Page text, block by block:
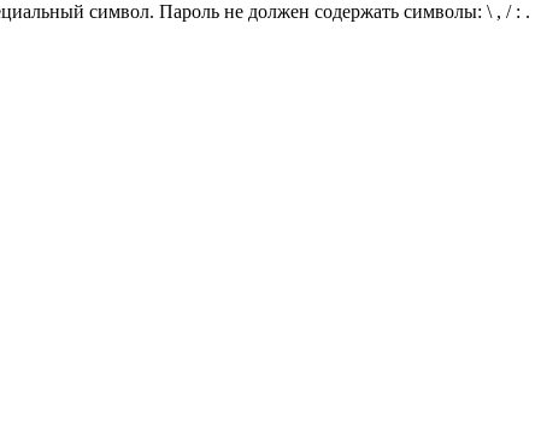
символ. Пароль не должен содержать символы: \ , / : .